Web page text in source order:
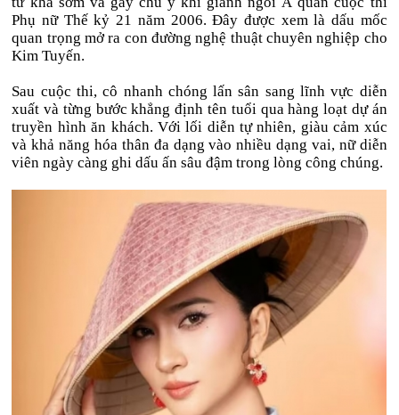
Phụ nữ Thế kỷ 21 năm 2006. Đây được xem là dấu mốc
quan trọng mở ra con đường nghệ thuật chuyên nghiệp cho
Kim Tuyến.
Sau cuộc thi, cô nhanh chóng lấn sân sang lĩnh vực diễn
xuất và từng bước khẳng định tên tuổi qua hàng loạt dự án
truyền hình ăn khách. Với lối diễn tự nhiên, giàu cảm xúc
và khả năng hóa thân đa dạng vào nhiều dạng vai, nữ diễn
viên ngày càng ghi dấu ấn sâu đậm trong lòng công chúng.